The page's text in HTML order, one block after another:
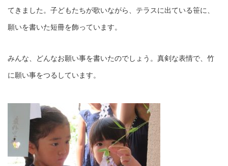
てきました。子どもたちが歌いながら、テラスに出ている笹に、
願いを書いた短冊を飾っています。
みんな、どんなお願い事を書いたのでしょう。真剣な表情で、竹
に願い事をつるしています。